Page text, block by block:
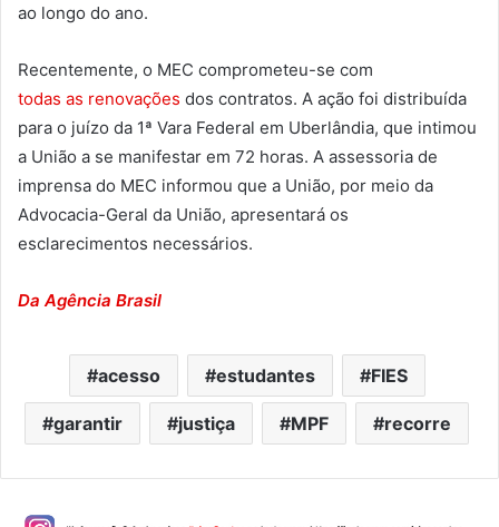
ao longo do ano.
Recentemente, o MEC comprometeu-se com
todas as renovações dos contratos. A ação foi distribuída
para o juízo da 1ª Vara Federal em Uberlândia, que intimou
a União a se manifestar em 72 horas. A assessoria de
imprensa do MEC informou que a União, por meio da
Advocacia-Geral da União, apresentará os
esclarecimentos necessários.
Da Agência Brasil
acesso estudantes FIES
garantir justiça MPF recorre